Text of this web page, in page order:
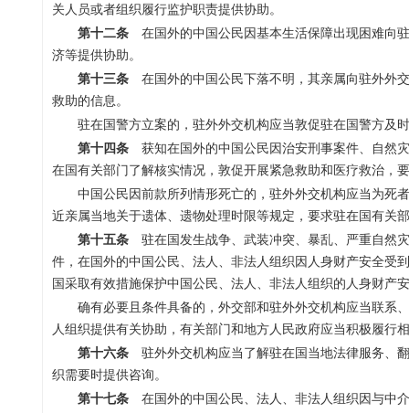
关人员或者组织履行监护职责提供协助。
第十二条在国外的中国公民因基本生活保障出现困难向
济等提供协助。
第十三条在国外的中国公民下落不明，其亲属向驻外外
救助的信息。
驻在国警方立案的，驻外外交机构应当敦促驻在国警方及
第十四条获知在国外的中国公民因治安刑事案件、自然
在国有关部门了解核实情况，敦促开展紧急救助和医疗救治，
中国公民因前款所列情形死亡的，驻外外交机构应当为死
近亲属当地关于遗体、遗物处理时限等规定，要求驻在国有关
第十五条驻在国发生战争、武装冲突、暴乱、严重自然
件，在国外的中国公民、法人、非法人组织因人身财产安全受
国采取有效措施保护中国公民、法人、非法人组织的人身财产
确有必要且条件具备的，外交部和驻外外交机构应当联系
人组织提供有关协助，有关部门和地方人民政府应当积极履行
第十六条驻外外交机构应当了解驻在国当地法律服务、
织需要时提供咨询。
第十七条在国外的中国公民、法人、非法人组织因与中